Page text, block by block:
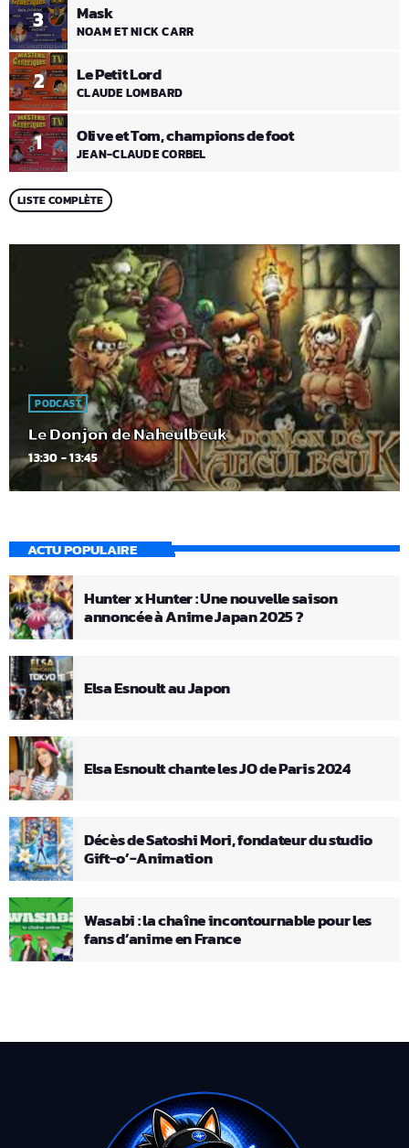
1 Olive et Tom, champions de foot
JEAN-CLAUDE CORBEL
2 Le Petit Lord
CLAUDE LOMBARD
3 Mask
NOAM ET NICK CARR
LISTE COMPLÈTE
PODCAST
Le Donjon de Naheulbeuk
13:30 - 13:45
ACTU POPULAIRE
Hunter x Hunter : Une nouvelle saison
annoncée à Anime Japan 2025 ?
Elsa Esnoult au Japon
Elsa Esnoult chante les JO de Paris 2024
Décès de Satoshi Mori, fondateur du studio
Gift-o’-Animation
Wasabi : la chaîne incontournable pour les
fans d’anime en France